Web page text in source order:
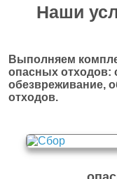
Наши
Выполняем
опасных отходов:
обезвреживание,
отходов.